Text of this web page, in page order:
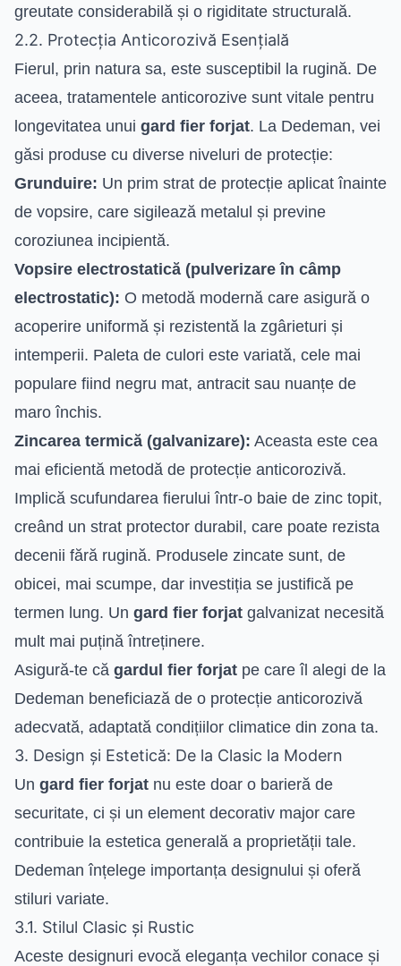
greutate considerabilă și o rigiditate structurală.
2.2. Protecția Anticorozivă Esențială
Fierul, prin natura sa, este susceptibil la rugină. De
aceea, tratamentele anticorozive sunt vitale pentru
longevitatea unui gard fier forjat. La Dedeman, vei
găsi produse cu diverse niveluri de protecție:
Grunduire: Un prim strat de protecție aplicat înainte
de vopsire, care sigilează metalul și previne
coroziunea incipientă.
Vopsire electrostatică (pulverizare în câmp
electrostatic): O metodă modernă care asigură o
acoperire uniformă și rezistentă la zgârieturi și
intemperii. Paleta de culori este variată, cele mai
populare fiind negru mat, antracit sau nuanțe de
maro închis.
Zincarea termică (galvanizare): Aceasta este cea
mai eficientă metodă de protecție anticorozivă.
Implică scufundarea fierului într-o baie de zinc topit,
creând un strat protector durabil, care poate rezista
decenii fără rugină. Produsele zincate sunt, de
obicei, mai scumpe, dar investiția se justifică pe
termen lung. Un gard fier forjat galvanizat necesită
mult mai puțină întreținere.
Asigură-te că gardul fier forjat pe care îl alegi de la
Dedeman beneficiază de o protecție anticorozivă
adecvată, adaptată condițiilor climatice din zona ta.
3. Design și Estetică: De la Clasic la Modern
Un gard fier forjat nu este doar o barieră de
securitate, ci și un element decorativ major care
contribuie la estetica generală a proprietății tale.
Dedeman înțelege importanța designului și oferă
stiluri variate.
3.1. Stilul Clasic și Rustic
Aceste designuri evocă eleganța vechilor conace și